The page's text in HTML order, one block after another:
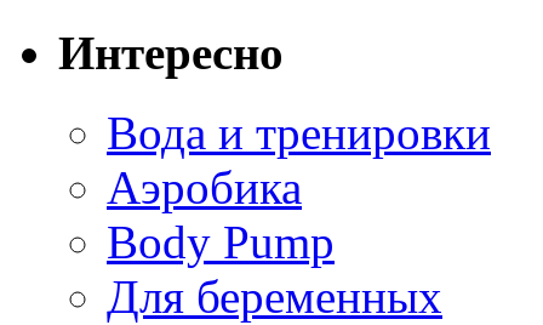
Интересно
Вода и тренировки
Аэробика
Body Pump
Для беременных